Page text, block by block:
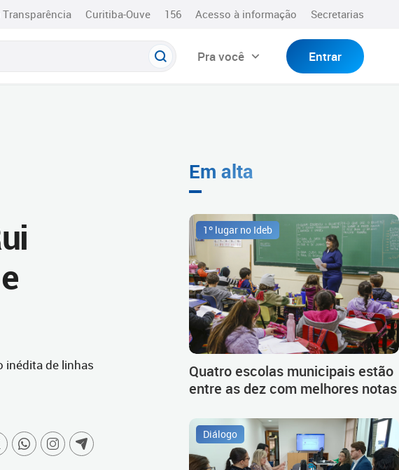
Curitiba-Ouve 156 Acesso à informação Secretarias
Pra você Entrar
inédita de linhas
Em alta
1º lugar no Ideb
Quatro escolas municipais estão
entre as dez com melhores notas
Diálogo